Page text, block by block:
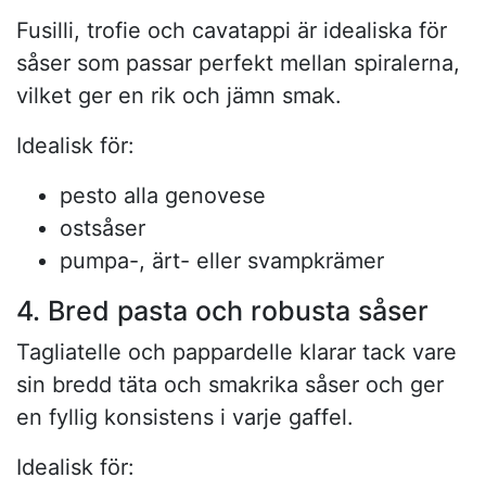
Fusilli, trofie och cavatappi är idealiska för
såser som passar perfekt mellan spiralerna,
vilket ger en rik och jämn smak.
Idealisk för:
pesto alla genovese
ostsåser
pumpa-, ärt- eller svampkrämer
4. Bred pasta och robusta såser
Tagliatelle och pappardelle klarar tack vare
sin bredd täta och smakrika såser och ger
en fyllig konsistens i varje gaffel.
Idealisk för: